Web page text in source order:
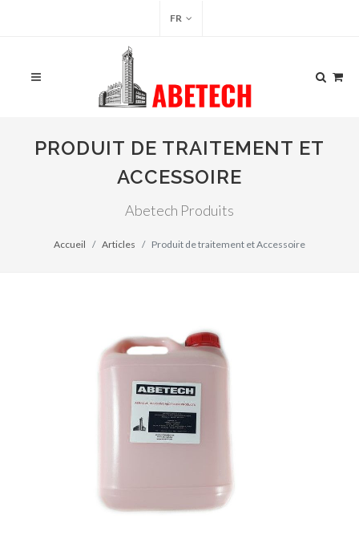
FR
PRODUIT DE TRAITEMENT ET
ACCESSOIRE
Abetech Produits
Accueil Articles Produit de traitement et Accessoire